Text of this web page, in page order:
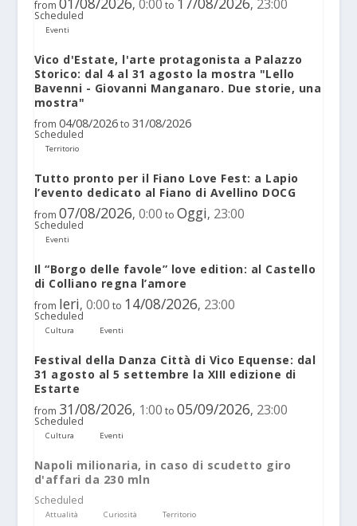
from , 0:00 to , 23:00
Scheduled
Eventi
Vico d'Estate, l'arte protagonista a Palazzo
Storico: dal 4 al 31 agosto la mostra "Lello
Bavenni - Giovanni Manganaro. Due storie, una
mostra"
from 04/08/2026 to 31/08/2026
Scheduled
Territorio
Tutto pronto per il Fiano Love Fest: a Lapio
l’evento dedicato al Fiano di Avellino DOCG
from 07/08/2026, 0:00 to Oggi, 23:00
Scheduled
Eventi
Il “Borgo delle favole” love edition: al Castello
di Colliano regna l’amore
from Ieri, 0:00 to 14/08/2026, 23:00
Scheduled
Cultura Eventi
Festival della Danza Città di Vico Equense: dal
31 agosto al 5 settembre la XIII edizione di
Estarte
from 31/08/2026, 1:00 to 05/09/2026, 23:00
Scheduled
Cultura Eventi
Napoli milionaria, in caso di scudetto giro
d'affari da 230 mln
Scheduled
Attualità Curiosità Territorio